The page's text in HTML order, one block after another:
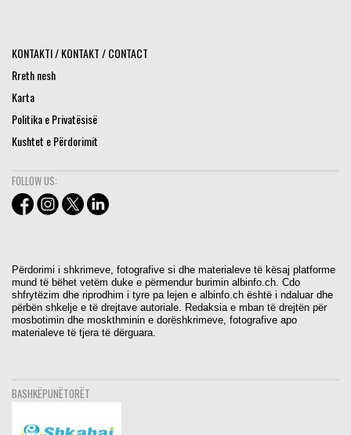
KONTAKTI / KONTAKT / CONTACT
Rreth nesh
Karta
Politika e Privatësisë
Kushtet e Përdorimit
FOLLOW US:
Përdorimi i shkrimeve, fotografive si dhe materialeve të kësaj platforme
mund të bëhet vetëm duke e përmendur burimin albinfo.ch. Cdo
shfrytëzim dhe riprodhim i tyre pa lejen e albinfo.ch është i ndaluar dhe
përbën shkelje e të drejtave autoriale. Redaksia e mban të drejtën për
mosbotimin dhe moskthminin e dorëshkrimeve, fotografive apo
materialeve të tjera të dërguara.
BASHKËPUNËTORËT